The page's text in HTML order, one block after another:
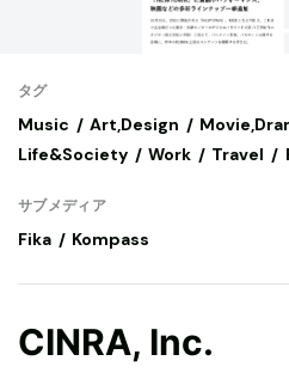
タグ
Music Art,Design
Life&Society
Work Travel
サブメディア
Fika Kompass
CINRA, Inc.